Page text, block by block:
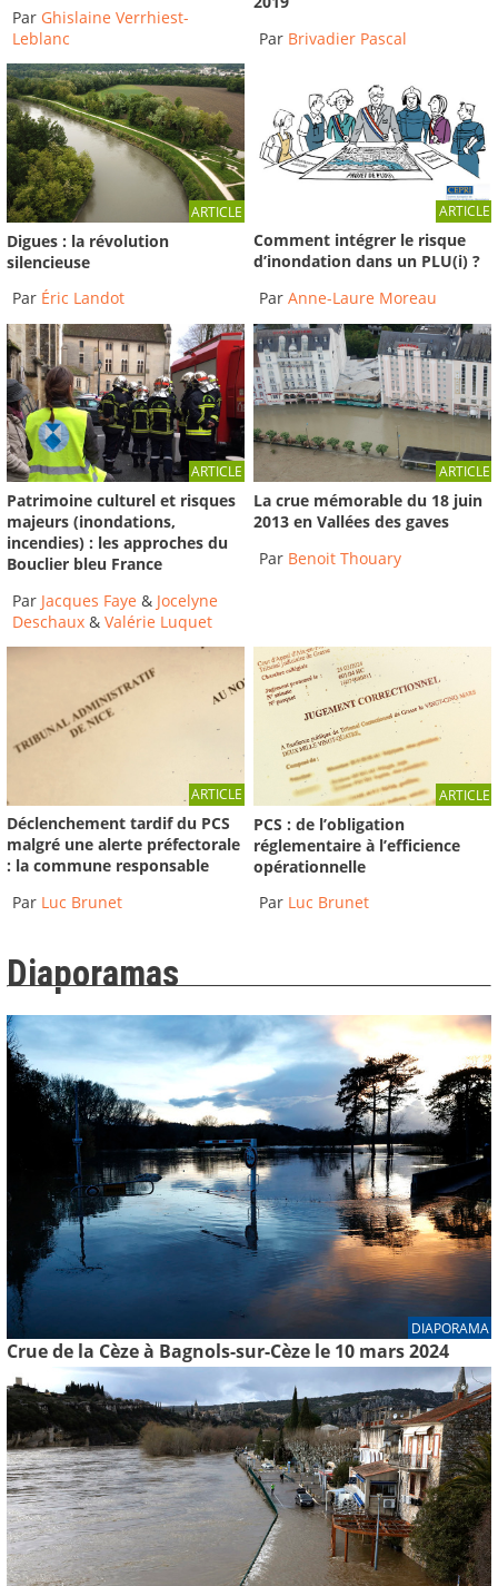
Par Ghislaine Verrhiest-
Leblanc
Par Brivadier Pascal
ARTICLE
Digues : la révolution
silencieuse
Par Éric Landot
ARTICLE
Comment intégrer le risque
d’inondation dans un PLU(i) ?
ParAnne-Laure Moreau
ARTICLE
Patrimoine culturel et risques
majeurs (inondations,
incendies) : les approches du
Bouclier bleu France
Par Jacques Faye & Jocelyne
Deschaux & Valérie Luquet
ARTICLE
La crue mémorable du 18 juin
2013 en Vallées des gaves
Par Benoit Thouary
ARTICLE
Déclenchement tardif du PCS
malgré une alerte préfectorale
: la commune responsable
Par Luc Brunet
ARTICLE
PCS : de l’obligation
réglementaire à l’efficience
opérationnelle
Par Luc Brunet
Diaporamas
DIAPORAMA
Crue de la Cèze à Bagnols-sur-Cèze le 10 mars 2024